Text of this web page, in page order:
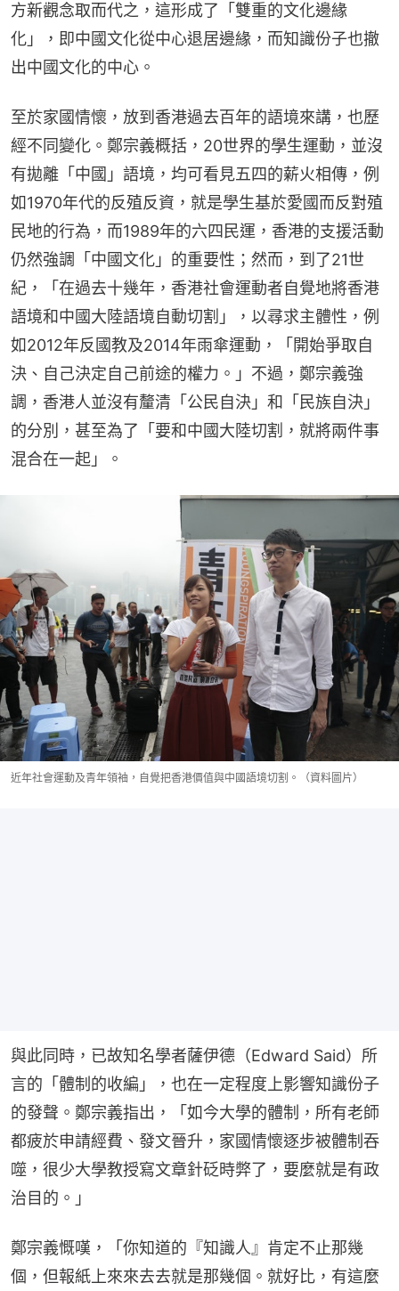
方新觀念取而代之，這形成了「雙重的文化邊緣
化」，即中國文化從中心退居邊緣，而知識份子也撤
出中國文化的中心。
至於家國情懷，放到香港過去百年的語境來講，也歷
經不同變化。鄭宗義概括，20世界的學生運動，並沒
有拋離「中國」語境，均可看見五四的薪火相傳，例
如1970年代的反殖反資，就是學生基於愛國而反對殖
民地的行為，而1989年的六四民運，香港的支援活動
仍然強調「中國文化」的重要性；然而，到了21世
紀，「在過去十幾年，香港社會運動者自覺地將香港
語境和中國大陸語境自動切割」，以尋求主體性，例
如2012年反國教及2014年雨傘運動，「開始爭取自
決、自己決定自己前途的權力。」不過，鄭宗義強
調，香港人並沒有釐清「公民自決」和「民族自決」
的分別，甚至為了「要和中國大陸切割，就將兩件事
混合在一起」。
近年社會運動及青年領袖，自覺把香港價值與中國語境切割。（資料圖片）
與此同時，已故知名學者薩伊德（Edward Said）所
言的「體制的收編」，也在一定程度上影響知識份子
的發聲。鄭宗義指出，「如今大學的體制，所有老師
都疲於申請經費、發文晉升，家國情懷逐步被體制吞
噬，很少大學教授寫文章針砭時弊了，要麼就是有政
治目的。」
鄭宗義慨嘆，「你知道的『知識人』肯定不止那幾
個，但報紙上來來去去就是那幾個。就好比，有這麼